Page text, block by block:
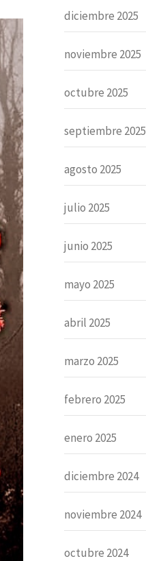
diciembre 2025
noviembre 2025
octubre 2025
septiembre 2025
agosto 2025
julio 2025
junio 2025
mayo 2025
abril 2025
marzo 2025
febrero 2025
enero 2025
diciembre 2024
noviembre 2024
octubre 2024